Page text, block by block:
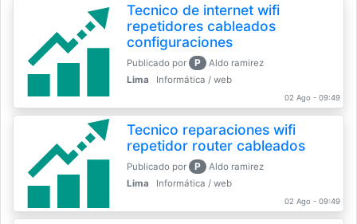
Tecnico de internet wifi
repetidores cableados
configuraciones
Publicado por P
Aldo ramirez
Lima
Informática / web
02 Ago - 09:49
Tecnico reparaciones wifi
repetidor router cableados
Publicado por P
Aldo ramirez
Lima
Informática / web
02 Ago - 09:49